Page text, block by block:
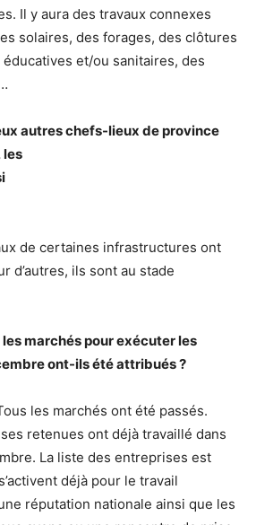
Il y aura des travaux connexes
solaires, des forages, des clôtures
et/ou sanitaires, des
autres chefs-lieux de province
les
de certaines infrastructures ont
d’autres, ils sont au stade
les marchés pour exécuter les
ont-ils été attribués ?
les marchés ont été passés.
retenues ont déjà travaillé dans
La liste des entreprises est
déjà pour le travail
réputation nationale ainsi que les